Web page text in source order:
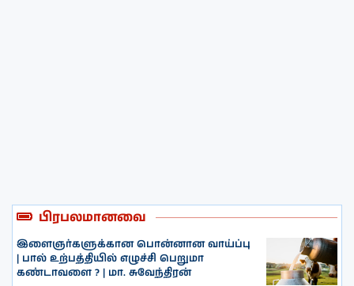
பிரபலமானவை
இளைஞர்களுக்கான பொன்னான வாய்ப்பு
| பால் உற்பத்தியில் எழுச்சி பெறுமா
கண்டாவளை ? | மா. சுவேந்திரன்